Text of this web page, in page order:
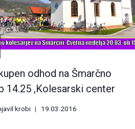
odhod na Šmarčno
14.25 ,Kolesarski center
krobi 19.03.2016